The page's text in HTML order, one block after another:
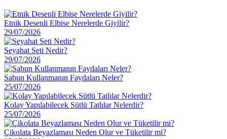
Etnik Desenli Elbise Nerelerde Giyilir?
29/07/2026
Seyahat Seti Nedir?
29/07/2026
Sabun Kullanmanın Faydaları Neler?
25/07/2026
Kolay Yapılabilecek Sütlü Tatlılar Nelerdir?
25/07/2026
Çikolata Beyazlaması Neden Olur ve Tüketilir mi?